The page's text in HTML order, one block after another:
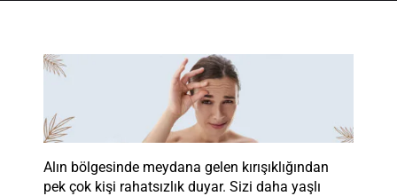
Alın bölgesinde meydana gelen kırışıklığından
pek çok kişi rahatsızlık duyar. Sizi daha yaşlı